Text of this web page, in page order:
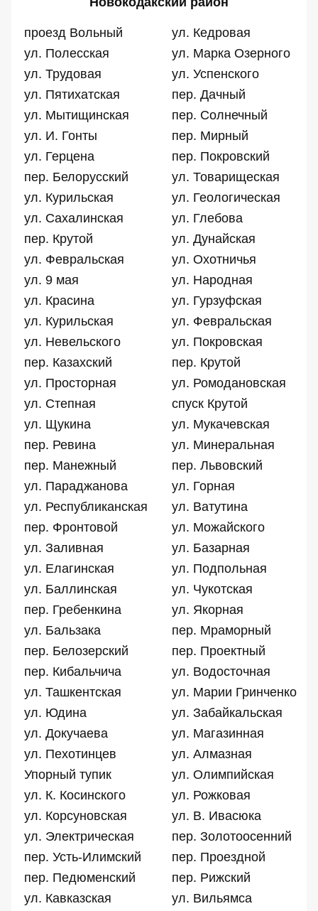
проезд Вольный
ул. Кедровая
ул. Полесская
ул. Марка Озерного
ул. Трудовая
ул. Успенского
ул. Пятихатская
пер. Дачный
ул. Мытищинская
пер. Солнечный
ул. И. Гонты
пер. Мирный
ул. Герцена
пер. Покровский
пер. Белорусский
ул. Товарищеская
ул. Курильская
ул. Геологическая
ул. Сахалинская
ул. Глебова
пер. Крутой
ул. Дунайская
ул. Февральская
ул. Охотничья
ул. 9 мая
ул. Народная
ул. Красина
ул. Гурзуфская
ул. Курильская
ул. Февральская
ул. Невельского
ул. Покровская
пер. Казахский
пер. Крутой
ул. Просторная
ул. Ромодановская
ул. Степная
спуск Крутой
ул. Щукина
ул. Мукачевская
пер. Ревина
ул. Минеральная
пер. Манежный
пер. Львовский
ул. Параджанова
ул. Горная
ул. Республиканская
ул. Ватутина
пер. Фронтовой
ул. Можайского
ул. Заливная
ул. Базарная
ул. Елагинская
ул. Подпольная
ул. Баллинская
ул. Чукотская
пер. Гребенкина
ул. Якорная
ул. Бальзака
пер. Мраморный
пер. Белозерский
пер. Проектный
пер. Кибальчича
ул. Водосточная
ул. Ташкентская
ул. Марии Гринченко
ул. Юдина
ул. Забайкальская
ул. Докучаева
ул. Магазинная
ул. Пехотинцев
ул. Алмазная
Упорный тупик
ул. Олимпийская
ул. К. Косинского
ул. Рожковая
ул. Корсуновская
ул. В. Ивасюка
ул. Электрическая
пер. Золотоосенний
пер. Усть-Илимский
пер. Проездной
пер. Педюменский
пер. Рижский
ул. Кавказская
ул. Вильямса